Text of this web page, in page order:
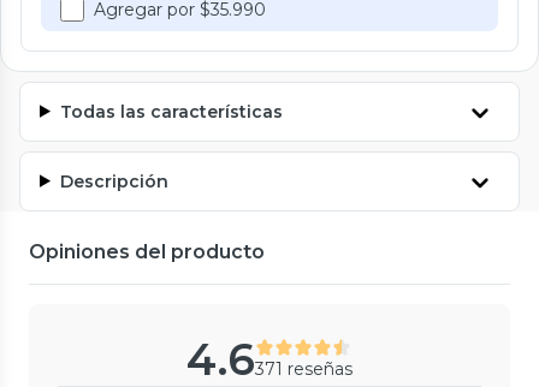
Agregar por $35.990
Todas las características
Descripción
Opiniones del producto
4.6371 reseñas